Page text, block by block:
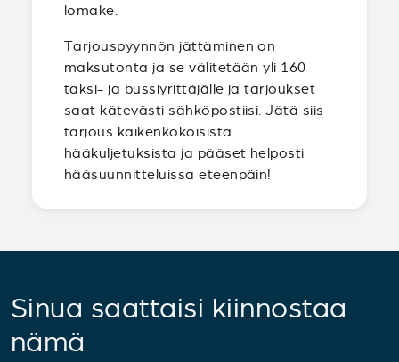
lomake.
Tarjouspyynnön jättäminen on
maksutonta ja se välitetään yli 160
taksi- ja bussiyrittäjälle ja tarjoukset
saat kätevästi sähköpostiisi. Jätä siis
tarjous kaikenkokoisista
hääkuljetuksista ja pääset helposti
hääsuunnitteluissa eteenpäin!
Sinua saattaisi kiinnostaa
nämä